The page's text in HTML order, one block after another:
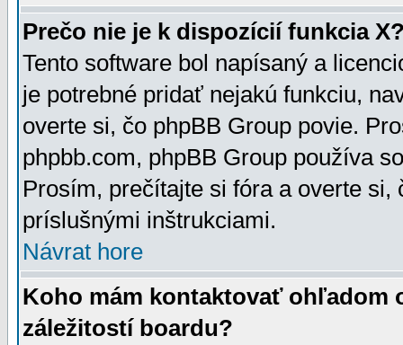
Prečo nie je k dispozícií funkcia
Tento software bol napísaný a
je potrebné pridať nejakú funkciu,
overte si, čo phpBB Group povie.
phpbb.com, phpBB Group používa
Prosím, prečítajte si fóra a overte
príslušnými inštrukciami.
Návrat hore
Koho mám kontaktovať ohľadom
záležitostí boardu?